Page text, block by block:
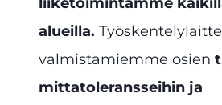
alueilla.
valmistamiemme osien
mittatoleransseihin ja